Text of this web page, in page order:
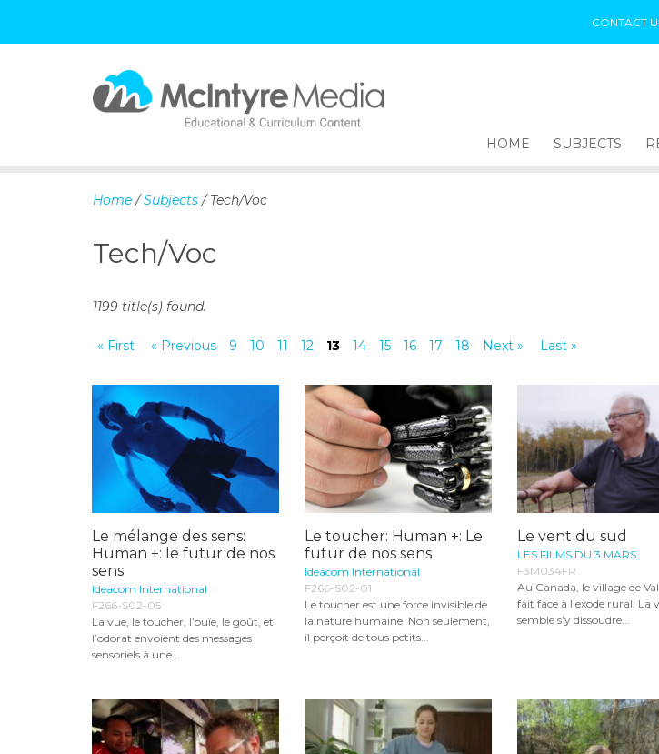
CONTACT
n
HOME SUBJECTS
Home /Subjects / Tech/Voc
Tech/Voc
1199 title(s) found.
« First « Previous 9 10 11 12 13 14 15 16 17 18 Next » Last »
Le mélange des sens:
Human +: le futur de nos
sens
Ideacom International
F266-S02-05
La vue, le toucher, l’ouïe, le goût, et
l’odorat envoient des messages
sensoriels à une...
Le toucher: Human +: Le
futur de nos sens
Ideacom International
F266-S02-01
Le toucher est une force invisible de
la nature humaine. Non seulement,
il perçoit de tous petits...
Le vent du sud
LES FILMS DU 3 MARS
F3M034FR
Au Canada, le village de
fait face à l’exode rural. La
semble s’y dissoudre...